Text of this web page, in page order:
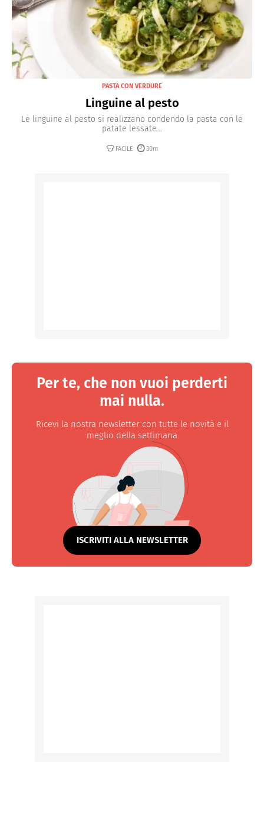
PASTA CON VERDURE
Linguine al pesto
Le linguine al pesto si realizzano condendo la pasta con le
patate lessate...
FACILE 30m
Per te, che non vuoi perderti
mai nulla.
Ricevi la nostra newsletter con tutte le novità e il
meglio della settimana
ISCRIVITI ALLA NEWSLETTER